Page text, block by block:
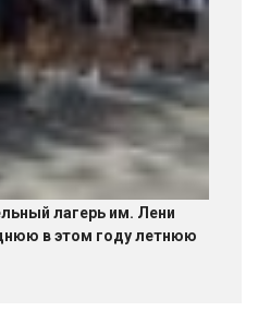
лагерь им. Лени
в этом году летнюю